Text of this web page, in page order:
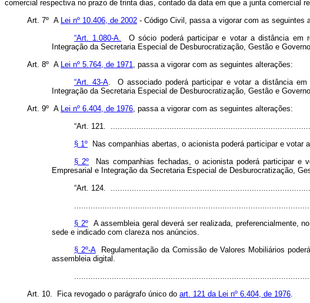
comercial respectiva no prazo de trinta dias, contado da data em que a junta comercial
Art. 7º A Lei nº 10.406, de 2002 - Código Civil, passa a vigorar com as seguintes
“Art. 1.080-A. O sócio poderá participar e votar a distância em
Integração da Secretaria Especial de Desburocratização, Gestão e
Art. 8º A Lei nº 5.764, de 1971, passa a vigorar com as seguintes alterações:
“Art. 43-A. O associado poderá participar e votar a distância em
Integração da Secretaria Especial de Desburocratização, Gestão e
Art. 9º A Lei nº 6.404, de 1976, passa a vigorar com as seguintes alterações:
“Art. 121.
§ 1º Nas companhias abertas, o acionista poderá participar e votar
§ 2º Nas companhias fechadas, o acionista poderá participar e
Empresarial e Integração da Secretaria Especial de Desburocratização,
“Art. 124.
§ 2ºA assembleia geral deverá ser realizada, preferencialmente,
sede e indicado com clareza nos anúncios.
§ 2º-ARegulamentação da Comissão de Valores Mobiliários
assembleia digital.
Art. 10. Fica revogado o parágrafo único do art. 121 da Lei nº 6.404, de 1976.